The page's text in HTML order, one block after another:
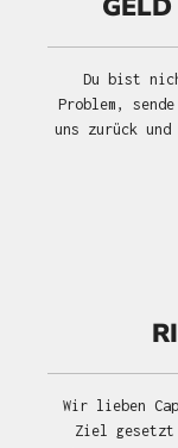
Du bist
Problem,
uns zurück
Wir lieben
Ziel gesetzt